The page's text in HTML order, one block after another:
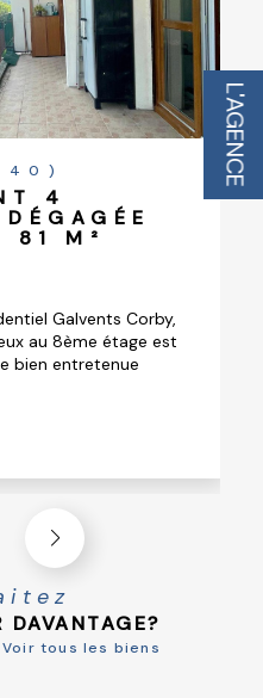
L'AGENCE
pour être à la pointe des
notre agence pour entamer
conditions.
ici !
4
81 M²
Galvents Corby,
au 8ème étage est
bien entretenue
DAVANTAGE?
Voir tous les biens